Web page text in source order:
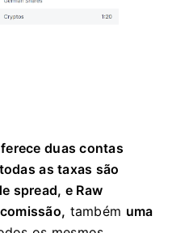
duas contas
as taxas são
spread, e Raw
também uma